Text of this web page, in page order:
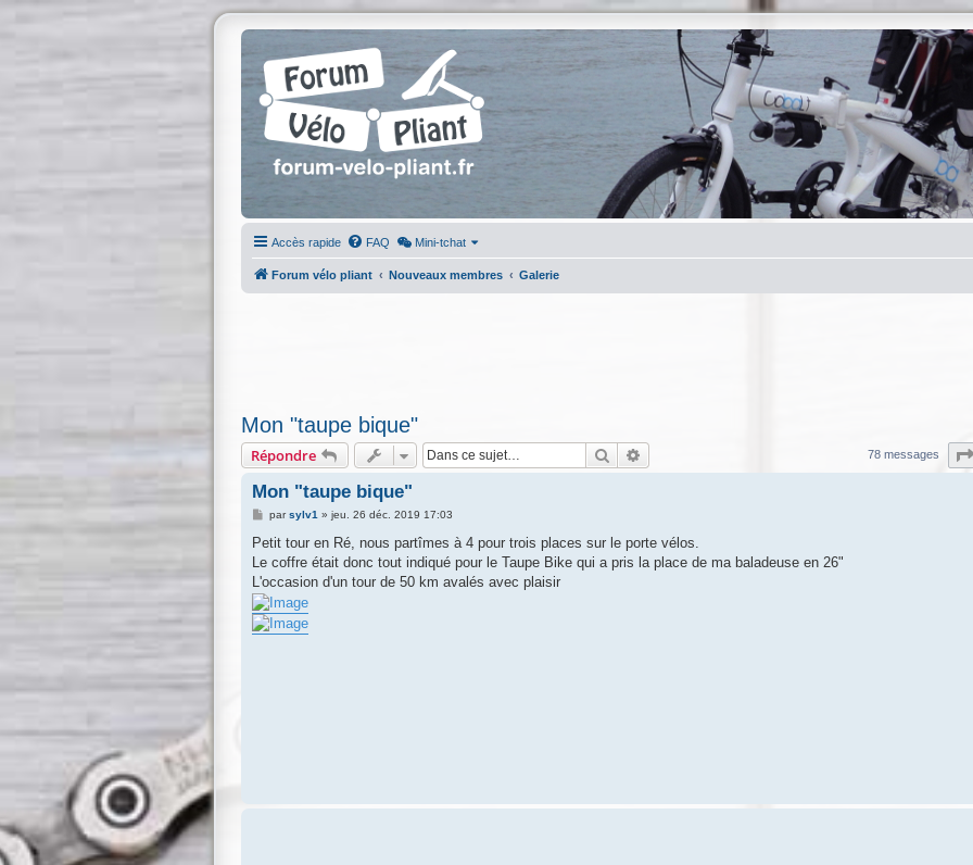
Accès rapide FAQ Mini-tchat
Forum vélo pliant Nouveaux membres Galerie
Mon "taupe bique"
Répondre Rechercher 78 messages
Mon "taupe bique"
M
s
a
g
e
parsylv1 » jeu. 26 déc. 2019 17:03
Petit tour en Ré, nous partîmes à 4 pour trois places sur le porte vélos.
Le coffre était donc tout indiqué pour le Taupe Bike qui a pris la place de ma baladeuse en 26"
L'occasion d'un tour de 50 km avalés avec plaisir